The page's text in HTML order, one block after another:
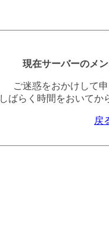
現在サーバーのメン
ご迷惑をおかけして
しばらく時間をおいてか
戻